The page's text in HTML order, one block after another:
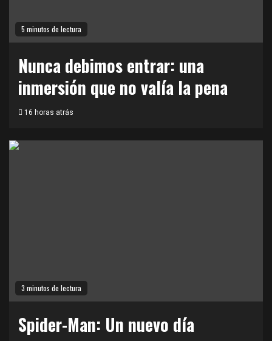
5 minutos de lectura
Nunca debimos entrar: una
inmersión que no valía la pena
16 horas atrás
3 minutos de lectura
Spider-Man: Un nuevo día